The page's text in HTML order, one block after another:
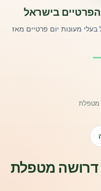
הרך 0-6
בישראל
של בעלי מעונות יום פרטיים מאז
מטפלת
דרושה מטפלת